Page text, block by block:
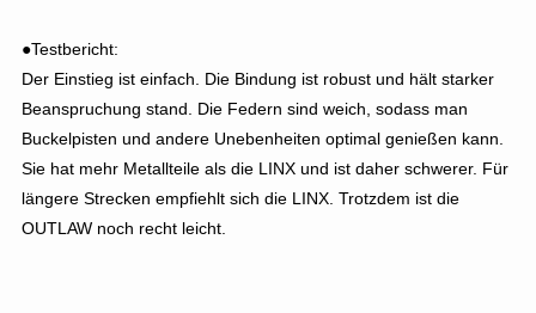
●Testbericht:
Der Einstieg ist einfach. Die Bindung ist robust und hält starker
Beanspruchung stand. Die Federn sind weich, sodass man
Buckelpisten und andere Unebenheiten optimal genießen kann.
Sie hat mehr Metallteile als die LINX und ist daher schwerer. Für
längere Strecken empfiehlt sich die LINX. Trotzdem ist die
OUTLAW noch recht leicht.